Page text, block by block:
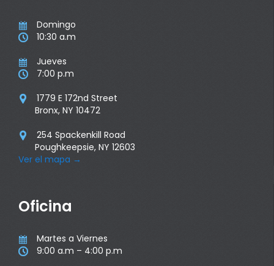
 Domingo
 10:30 a.m
 Jueves
 7:00 p.m

1779 E 172nd Street
Bronx, NY 10472

254 Spackenkill Road
Poughkeepsie, NY 12603
Ver el mapa →
Oficina
 Martes a Viernes
 9:00 a.m – 4:00 p.m